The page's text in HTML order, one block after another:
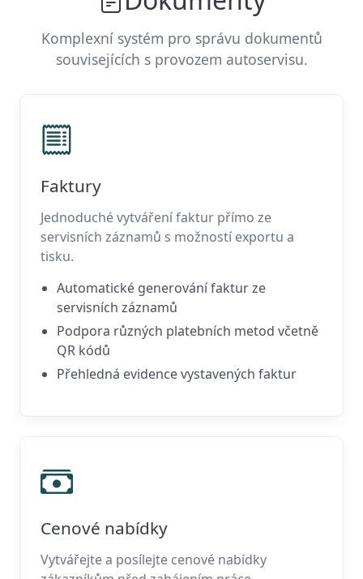
Komplexní systém pro správu dokumentů
souvisejících s provozem autoservisu.
Faktury
Jednoduché vytváření faktur přímo ze
servisních záznamů s možností exportu a
tisku.
Automatické generování faktur ze
servisních záznamů
Podpora různých platebních metod včetně
QR kódů
Přehledná evidence vystavených faktur
Cenové nabídky
Vytvářejte a posílejte cenové nabídky